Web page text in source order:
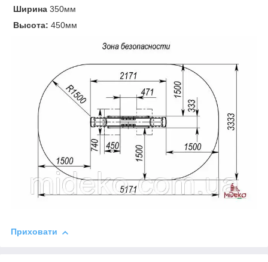
Ширина 350мм
Высота: 450мм
Приховати